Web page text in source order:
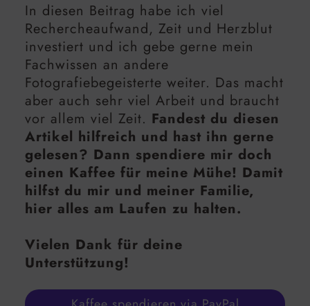
In diesen Beitrag habe ich viel
Rechercheaufwand, Zeit und Herzblut
investiert und ich gebe gerne mein
Fachwissen an andere
Fotografiebegeisterte weiter. Das macht
aber auch sehr viel Arbeit und braucht
vor allem viel Zeit. Fandest du diesen
Artikel hilfreich und hast ihn gerne
gelesen? Dann spendiere mir doch
einen Kaffee für meine Mühe! Damit
hilfst du mir und meiner Familie,
hier alles am Laufen zu halten.
Vielen Dank für deine
Unterstützung!